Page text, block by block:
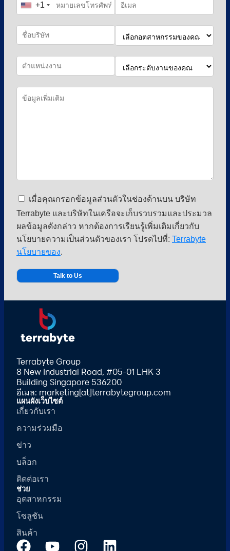
+1
เมื่อคุณกรอกข้อมูลส่วนตัวในช่องด้านบน บริษัท
Terrabyte และบริษัทในเครือจะเก็บรวบรวมและประมวล
ผลข้อมูลดังกล่าว หากต้องการเรียนรู้เพิ่มเติมเกี่ยวกับ
นโยบายความเป็นส่วนตัวของเรา โปรดไปที่: Terrabyte
นโยบายของ.
Terrabyte Group
8 New Industrial Road, #05-01 LHK 3
Building Singapore 536200
อีเมล: marketing[at]terrabytegroup.com
แผนผังเว็บไซต์
เกี่ยวกับเรา
ความร่วมมือ
ข่าว
บล็อก
ติดต่อเรา
ช่วย
อุตสาหกรรม
โซลูชัน
สินค้า